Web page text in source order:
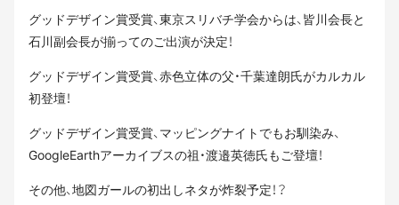
グッドデザイン賞受賞、東京スリバチ学会からは、皆川会長と
石川副会長が揃ってのご出演が決定！
グッドデザイン賞受賞、赤色立体の父・千葉達朗氏がカルカル
初登壇！
グッドデザイン賞受賞、マッピングナイトでもお馴染み、
GoogleEarthアーカイブスの祖・渡邉英徳氏もご登壇！
その他、地図ガールの初出しネタが炸裂予定！？